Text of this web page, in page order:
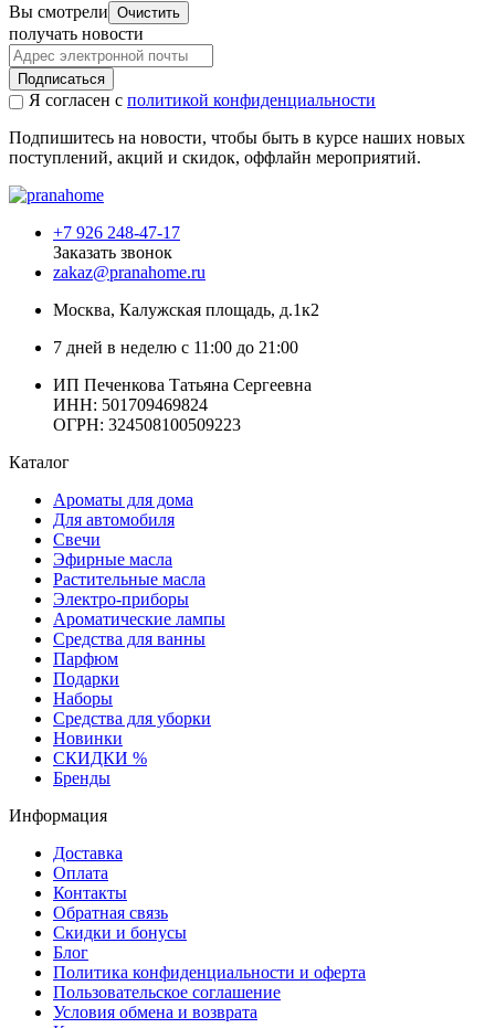
Вы смотрели Очистить
получать новости
Подписаться
Я согласен с политикой конфиденциальности
Подпишитесь на новости, чтобы быть в курсе наших новых
поступлений, акций и скидок, оффлайн мероприятий.
+7 926 248-47-17
Заказать звонок
zakaz@pranahome.ru
Москва, Калужская площадь, д.1к2
7 дней в неделю с 11:00 до 21:00
ИП Печенкова Татьяна Сергеевна
ИНН: 501709469824
ОГРН: 324508100509223
Каталог
Ароматы для дома
Для автомобиля
Свечи
Эфирные масла
Растительные масла
Электро-приборы
Ароматические лампы
Средства для ванны
Парфюм
Подарки
Наборы
Средства для уборки
Новинки
СКИДКИ %
Бренды
Информация
Доставка
Оплата
Контакты
Обратная связь
Скидки и бонусы
Блог
Политика конфиденциальности и оферта
Пользовательское соглашение
Условия обмена и возврата